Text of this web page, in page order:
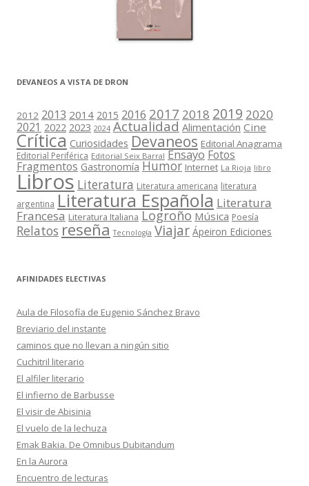
DEVANEOS A VISTA DE DRON
2012 2013 2014 2015 2016 2017 2018 2019 2020
2021 2022 2023 2024 Actualidad Alimentación Cine
Crítica Curiosidades Devaneos Editorial Anagrama
Editorial Periférica Editorial Seix Barral Ensayo Fotos
Fragmentos Gastronomía Humor Internet La Rioja libro
Libros Literatura Literatura americana literatura
argentina Literatura Española Literatura
Francesa Literatura Italiana Logroño Música Poesía
Relatos reseña Tecnología Viajar Ápeiron Ediciones
AFINIDADES ELECTIVAS
Aula de Filosofía de Eugenio Sánchez Bravo
Breviario del instante
caminos que no llevan a ningún sitio
Cuchitril literario
El alfiler literario
El infierno de Barbusse
El visir de Abisinia
El vuelo de la lechuza
Emak Bakia. De Omnibus Dubitandum
En la Aurora
Encuentro de lecturas